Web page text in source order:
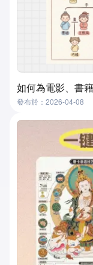
發布於：2026-04-08